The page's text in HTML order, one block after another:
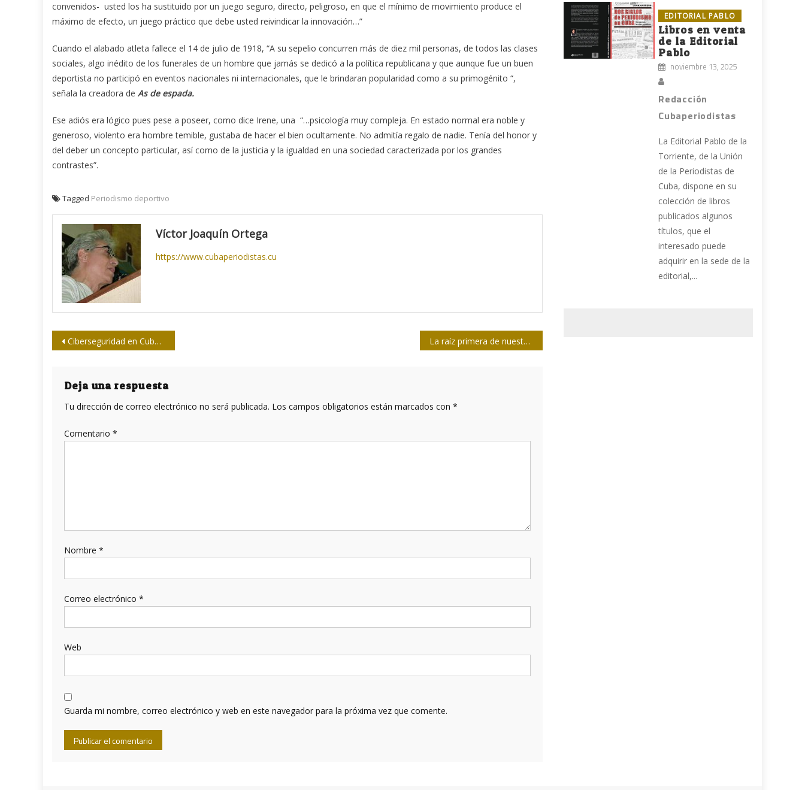
convenidos- usted los ha sustituido por un juego seguro, directo, peligroso, en que el mínimo de movimiento produce el
máximo de efecto, un juego práctico que debe usted reivindicar la innovación…”
Cuando el alabado atleta fallece el 14 de julio de 1918, “A su sepelio concurren más de diez mil personas, de todos las clases
sociales, algo inédito de los funerales de un hombre que jamás se dedicó a la política republicana y que aunque fue un buen
deportista no participó en eventos nacionales ni internacionales, que le brindaran popularidad como a su primogénito “,
señala la creadora de As de espada.
Ese adiós era lógico pues pese a poseer, como dice Irene, una “…psicología muy compleja. En estado normal era noble y
generoso, violento era hombre temible, gustaba de hacer el bien ocultamente. No admitía regalo de nadie. Tenía del honor y
del deber un concepto particular, así como de la justicia y la igualdad en una sociedad caracterizada por los grandes
contrastes”.
Tagged Periodismo deportivo
Víctor Joaquín Ortega
https://www.cubaperiodistas.cu
Navegación
entradas
Ciberseguridad en Cuba: percepciones y necesarias soluciones La raíz primera de nuestra cubanidad
Deja una respuesta
Tu dirección de correo electrónico no será publicada. Los campos obligatorios están marcados con *
Comentario *
Nombre *
Correo electrónico *
Web
Guarda mi nombre, correo electrónico y web en este navegador para la próxima vez que comente.
EDITORIAL PABLO
Libros en venta
de la Editorial
Pablo
noviembre 13, 2025
Redacción
Cubaperiodistas
La Editorial Pablo de la
Torriente, de la Unión
de la Periodistas de
Cuba, dispone en su
colección de libros
publicados algunos
títulos, que el
interesado puede
adquirir en la sede de la
editorial,...